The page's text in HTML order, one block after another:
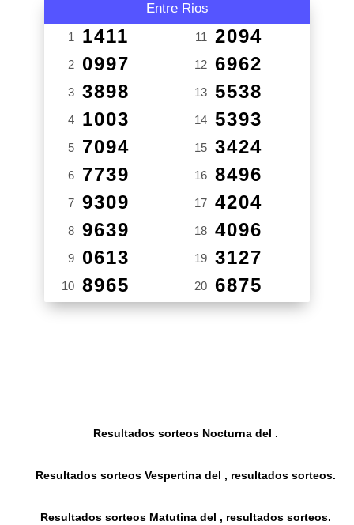
Entre Rios
1 1411
2 0997
3 3898
4 1003
5 7094
6 7739
7 9309
8 9639
9 0613
10 8965
11 2094
12 6962
13 5538
14 5393
15 3424
16 8496
17 4204
18 4096
19 3127
20 6875
Resultados sorteos Nocturna del .
Resultados sorteos Vespertina del , resultados sorteos.
Resultados sorteos Matutina del , resultados sorteos.